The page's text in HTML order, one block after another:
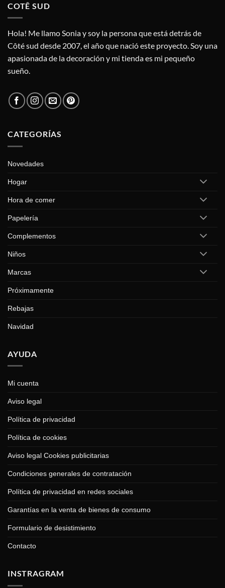
opciones
se
elegir
página
de
opciones
elegir
COTÊ SUD
Hola! Me llamo Sonia y soy la persona que está detrás de
Côté sud desde 2007, el año que nació este proyecto. Soy una
apasionada de la decoración y mi tienda es mi pequeño
sueño.
CATEGORÍAS
Novedades
Hogar
Hora de comer
Papelería
Complementos
Niños
Marcas
Próximamente
Rebajas
Navidad
AYUDA
Mi cuenta
Aviso legal
Política de privacidad
Política de cookies
Aviso legal Cookies publicitarias
Condiciones generales de contratación
Política de privacidad en redes sociales
Garantías en la venta de bienes de consumo
Formulario de desistimiento
Contacto
INSTRAGRAM